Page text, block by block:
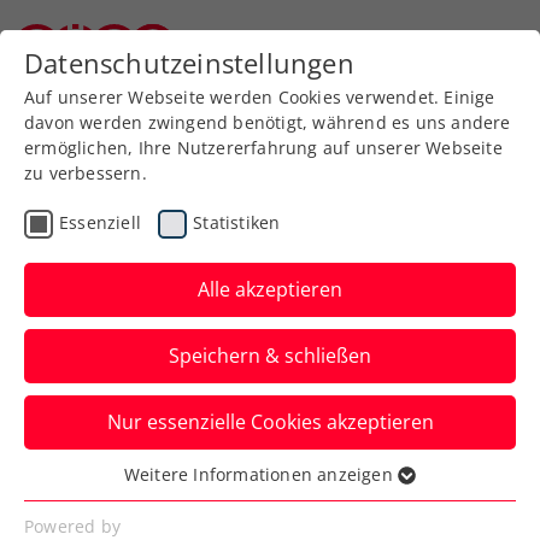
Turnierbetreuungen
Anmeldungen für die
Turnierbetreuung 14 Tage vor
Datenschutzeinstellungen
Auf unserer Webseite werden Cookies verwendet. Einige
davon werden zwingend benötigt, während es uns andere
ermöglichen, Ihre Nutzererfahrung auf unserer Webseite
zu verbessern.
Essenziell Statistiken
Alle akzeptieren
Speichern & schließen
Nur essenzielle Cookies akzeptieren
Essenziell
Essenzielle Cookies werden für grundlegende
Weitere Informationen anzeigen
Powered by